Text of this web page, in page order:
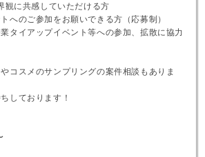
観に共感していただける方
へのご参加をお願いできる方（応募制）
タイアップイベント等への参加、拡散に協力
コスメのサンプリングの案件相談もありま
しております！